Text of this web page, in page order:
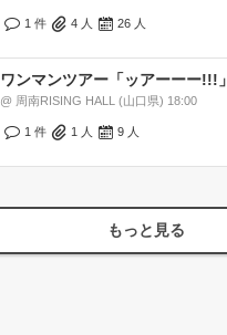
1 件 4 人 26 人
ワンマンツアー「ッアーーー!!!」
@ 周南RISING HALL (山口県) 18:00
1 件 1 人 9 人
もっと見る